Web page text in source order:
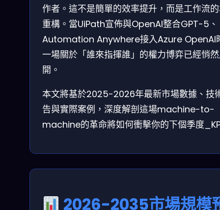
作者。這不是簡單的效率提升，而是工作流
重構。當UiPath宣佈與OpenAI整合GPT-5、
Automation Anywhere接入Azure OpenAI
一場關於「誰來指揮誰」的權力博弈已經悄
開。
本文將基於2025-2026年最新市場數據、技
告與實際案例，深度解剖這場machine-to-
machine的革命將如何衝擊你的下個季度
2026-2035市場規模